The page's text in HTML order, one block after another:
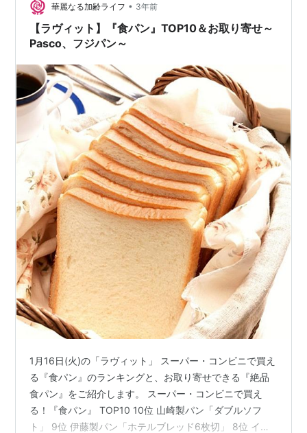
華麗なる加齢ライフ • 3年前
【ラヴィット】『食パン』TOP10＆お取り寄せ～
Pasco、フジパン～
1月16日(火)の「ラヴィット」 スーパー・コンビニで買え
る『食パン』のランキングと、お取り寄せできる『絶品
食パン』をご紹介します。 スーパー・コンビニで買え
る！『食パン』 TOP10 10位 山崎製パン「ダブルソフ
ト」 9位 伊藤製パン「ホテルブレッド6枚切」 8位 イオ